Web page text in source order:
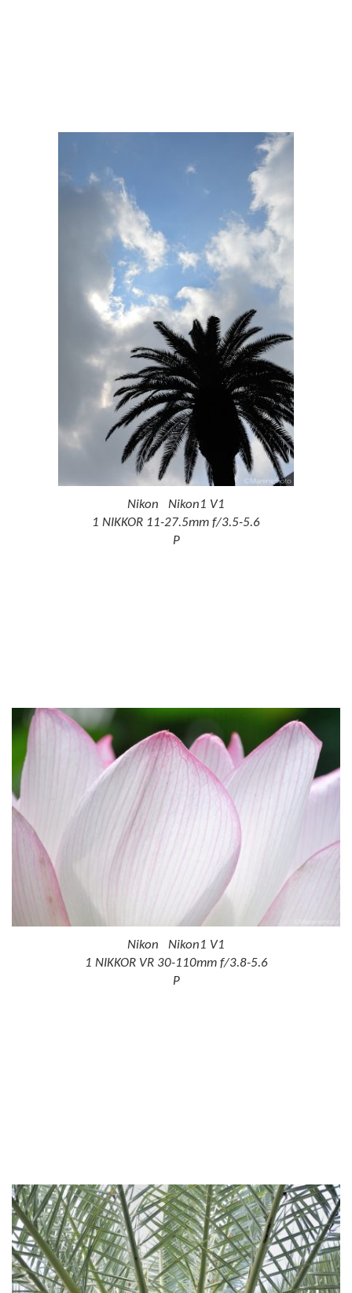
Nikon Nikon1 V1
1 NIKKOR 11-27.5mm f/3.5-5.6
P
Nikon Nikon1 V1
1 NIKKOR VR 30-110mm f/3.8-5.6
P